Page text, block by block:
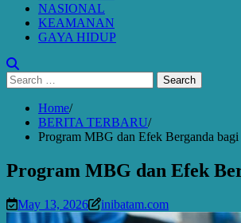
NASIONAL
KEAMANAN
GAYA HIDUP
Search
for:
Home
BERITA TERBARU
Program MBG dan Efek Berganda bagi
Program MBG dan Efek
May 13, 2026 inibatam.com